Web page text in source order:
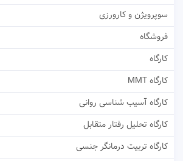
سوپرویژن و کارورزی
فروشگاه
کارگاه
کارگاه MMT
کارگاه آسیب شناسی روانی
کارگاه تحلیل رفتار متقابل
کارگاه تربیت درمانگر جنسی